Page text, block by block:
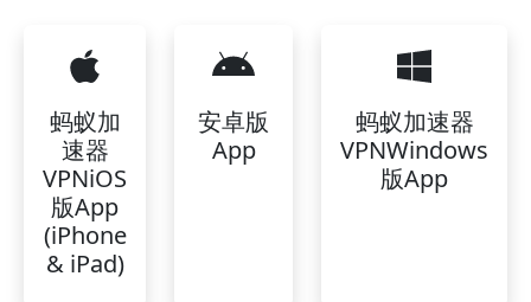
蚂蚁加
速器
VPNiOS
版App
(iPhone
& iPad)
安卓版
App
蚂蚁加速器
VPNWindows
版App